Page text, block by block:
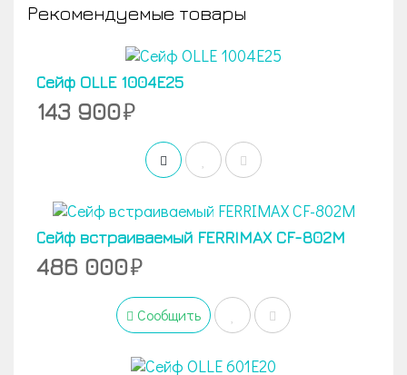
Рекомендуемые товары
Сейф OLLE 1004E25
143 900
Сейф встраиваемый FERRIMAX CF-802M
486 000
Сообщить